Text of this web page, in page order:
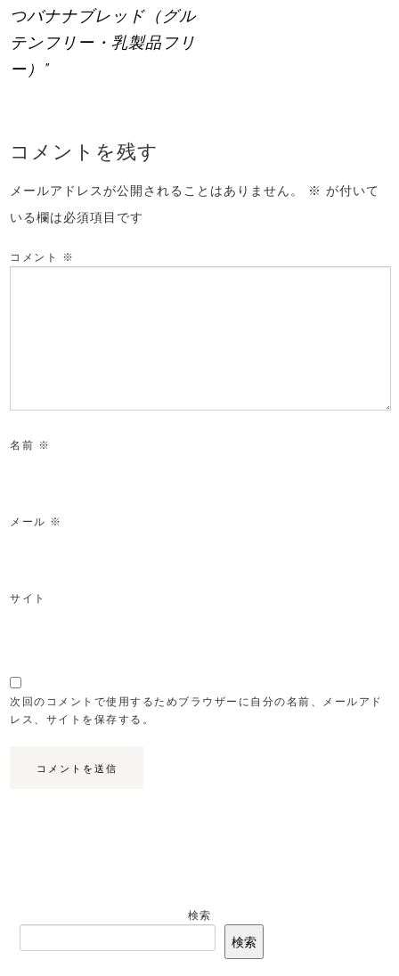
つバナナブレッド（グル
テンフリー・乳製品フリ
ー）"
コメントを残す
メールアドレスが公開されることはありません。 ※ が付いて
いる欄は必須項目です
コメント ※
名前 ※
メール ※
サイト
次回のコメントで使用するためブラウザーに自分の名前、メールアド
レス、サイトを保存する。
検索
検索